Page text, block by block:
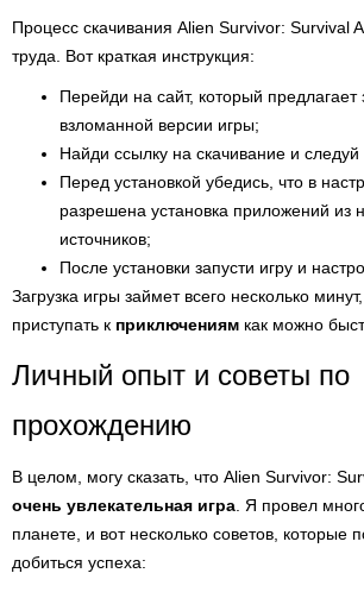
Процесс скачивания Alien Survivor: Survival
труда. Вот краткая инструкция:
Перейди на сайт, который предлагает
взломанной версии игры;
Найди ссылку на скачивание и следуй
Перед установкой убедись, что в
разрешена установка приложений из
источников;
После установки запусти игру и
Загрузка игры займет всего несколько
приступать к приключениям как можно
Личный опыт и советы по
прохождению
В целом, могу сказать, что Alien Survivor:
очень увлекательная игра . Я провел
планете, и вот несколько советов, которые
добиться успеха: